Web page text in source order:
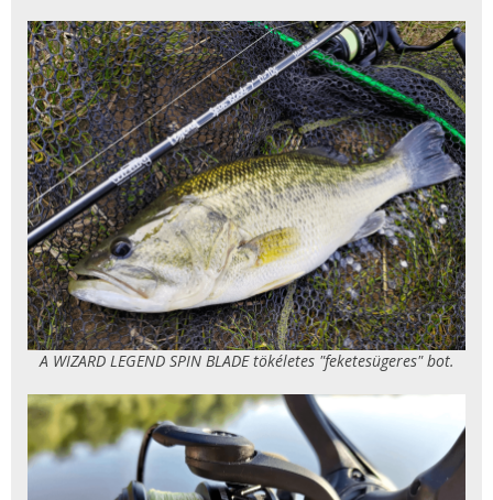
A WIZARD LEGEND SPIN BLADE tökéletes "feketesügeres" bot.